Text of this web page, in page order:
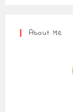
About Me